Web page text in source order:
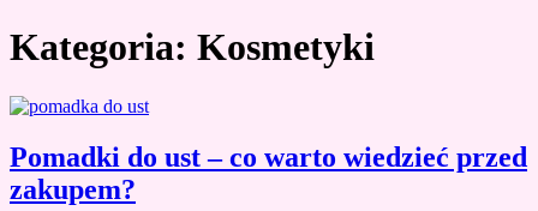
Kategoria: Kosmetyki
Pomadki do ust – co warto wiedzieć przed
zakupem?